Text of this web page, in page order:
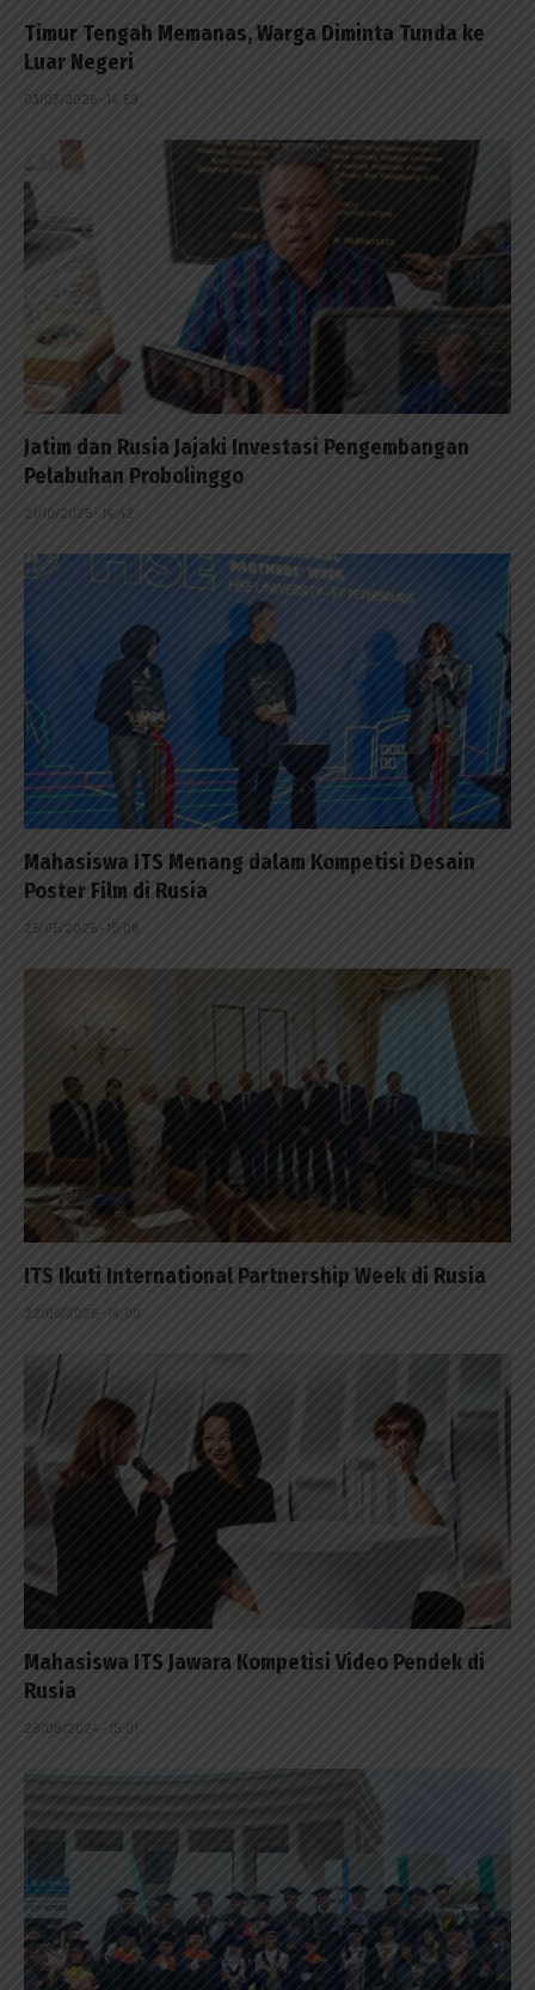
Timur Tengah Memanas, Warga Diminta Tunda ke
Luar Negeri
03/03/2026 - 14:59
Jatim dan Rusia Jajaki Investasi Pengembangan
Pelabuhan Probolinggo
21/10/2025 - 14:42
Mahasiswa ITS Menang dalam Kompetisi Desain
Poster Film di Rusia
25/05/2025 - 15:06
ITS Ikuti International Partnership Week di Rusia
22/05/2025 - 14:00
Mahasiswa ITS Jawara Kompetisi Video Pendek di
Rusia
28/08/2024 - 15:01